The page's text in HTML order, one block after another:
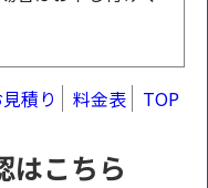
積り 料金表 TOP
はこちら